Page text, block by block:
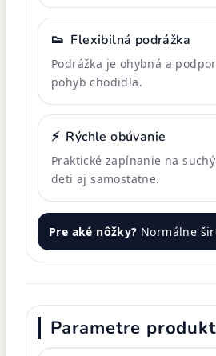
👟 Flexibilná podrážka
Podrážka je ohybná a
pohyb chodidla.
⚡ Rýchle obúvanie
Praktické zapínanie na
deti aj samostatne.
Pre aké nôžky? Normálne
Parametre